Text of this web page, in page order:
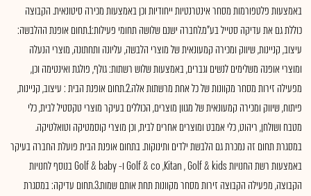
באמצעות פלטפורמות מסחר אינטרנטיות ייחודיות וכן באמצעות מכירה סיטונאית. הקבוצה
כוללת גם את עדיקה סטייל בע"מ.לחברה ישנם שלושה תחומי פעילות:1.תחום אופנת ההלבשה:
עיצוב, קניינות, שיווק ומכירה קמעונאית של מוצרי הלבשה, עליונה ותחתונה, מוצרי הנעלה
ומוצרי אופנה משלימים לנשים וגברים, באמצעות שלוש רשתות: גולף, פולגת ואינטימה וכן,
מפעילה זירות מסחר מקוונות של כל אחת מרשתות אלה.2.תחום אופנת הבית : עיצוב, קניינות,
פיתוח, שיווק ומכירה קמעונאית של מגוון מוצרים, הכוללים בעיקר מוצרי טקסטיל לבית, כלי
מטבח ושולחן, ריהוט, כלי אמבט ומוצרים אחרים לבית, וכן מוצרי קוסמטיקה וטואלטיקה.
במסגרת תחום זה נמכרת גם הלבשת ילדים ותינוקות. בתחום אופנת הבית פועלת החברה בעיקר
באמצעות רשת החנויות Golf & co ,Kitan , Golf & kids ו- Golf & baby בנוסף לחנויות
הקבוצה, מפעילה הקבוצה זירות מסחר מקוונות תחת אותם שמות.3.תחום עדיקה: במסגרת